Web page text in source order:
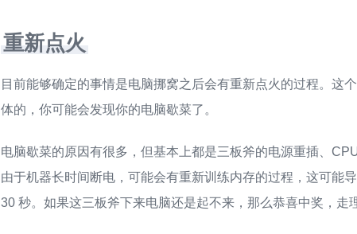
重新点火
目前能够确定的事情是电脑挪窝之后会有重新点火的过程。这
体的，你可能会发现你的电脑歇菜了。
电脑歇菜的原因有很多，但基本上都是三板斧的电源重插、
由于机器长时间断电，可能会有重新训练内存的过程，这可能
30 秒。如果这三板斧下来电脑还是起不来，那么恭喜中奖，走